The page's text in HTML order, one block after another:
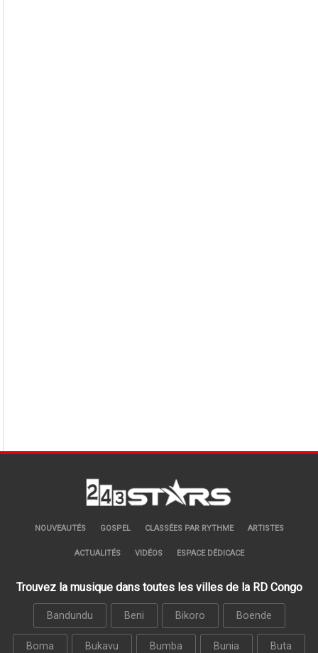
NOUVEAUTÉS GOSPEL CLASSÉES PAR RYTHME ARTISTES
ACTUALITÉS VIDÉOS ESPACE DÉDICACE
Trouvez la musique dans toutes les villes de la RD Congo
Bandundu Beni Bikoro Boende
Boma Bukavu Bumba Bunia Buta